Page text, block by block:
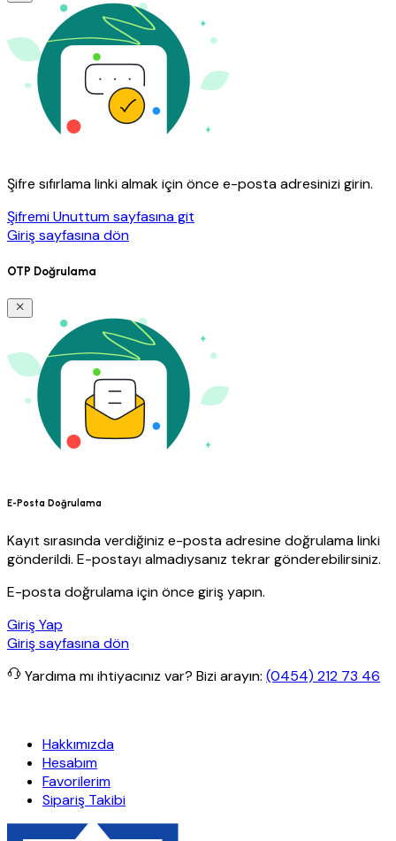
Şifre sıfırlama linki almak için önce e-posta adresinizi girin.
Şifremi Unuttum sayfasına git
Giriş sayfasına dön
OTP Doğrulama
E-Posta Doğrulama
Kayıt sırasında verdiğiniz e-posta adresine doğrulama linki
gönderildi. E-postayı almadıysanız tekrar gönderebilirsiniz.
E-posta doğrulama için önce giriş yapın.
Giriş Yap
Giriş sayfasına dön
Yardıma mı ihtiyacınız var? Bizi arayın: (0454) 212 73 46
Hakkımızda
Hesabım
Favorilerim
Sipariş Takibi